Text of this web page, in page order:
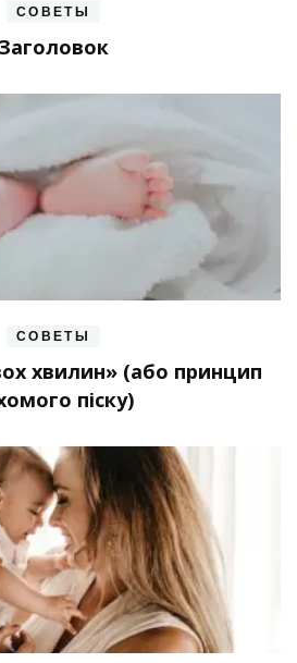
СОВЕТЫ
Заголовок
СОВЕТЫ
хвилин» (або принцип
піску)